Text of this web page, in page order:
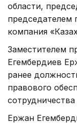
области,
председателем
компания
Заместителем
Егембердиев
ранее
правового
Ержан